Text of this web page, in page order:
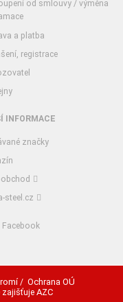
od smlouvy / výměna
a platba
registrace
INFORMACE
značky
steel.cz
Facebook
/ Ochrana OÚ
zajišťuje AZC